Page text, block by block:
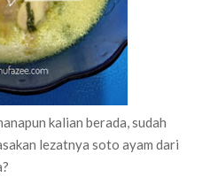
kalian berada, sudah
lezatnya soto ayam dari